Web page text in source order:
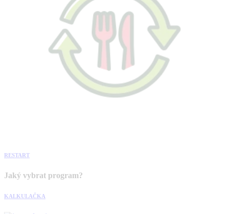
RESTART
Jaký vybrat program?
KALKULAČKA